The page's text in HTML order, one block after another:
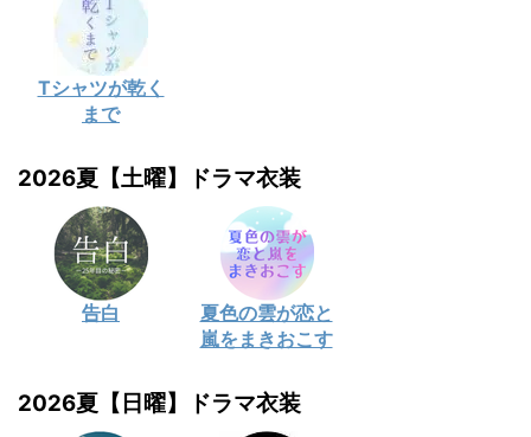
Tシャツが乾く
まで
2026夏【土曜】ドラマ衣装
告白
夏色の雲が恋と
嵐をまきおこす
2026夏【日曜】ドラマ衣装